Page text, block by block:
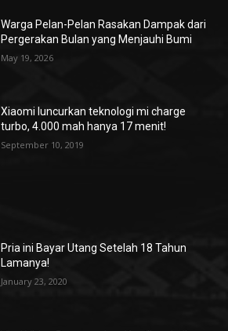
Warga Pelan-Pelan Rasakan Dampak dari
Pergerakan Bulan yang Menjauhi Bumi
May 19, 2026
Xiaomi luncurkan teknologi mi charge
turbo, 4.000 mah hanya 17 menit!
September 10, 2019
Pria ini Bayar Utang Setelah 18 Tahun
Lamanya!
January 23, 2020